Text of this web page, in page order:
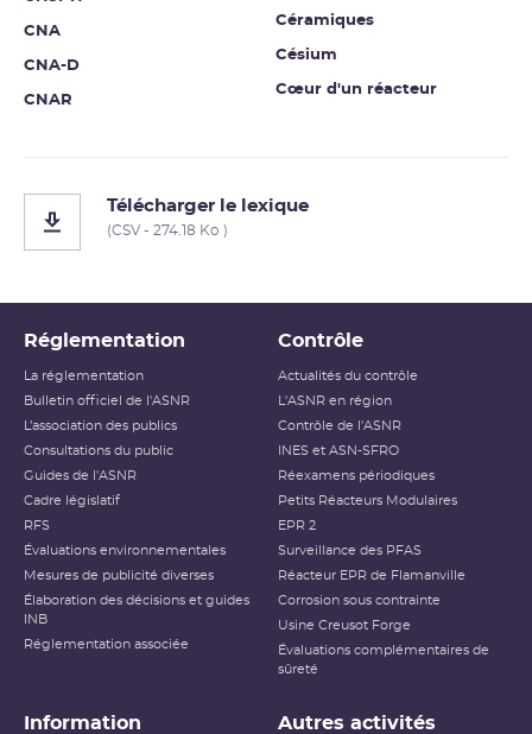
CNA
CNA-D
CNAR
Céramiques
Césium
Cœur d'un réacteur
Télécharger le lexique
(CSV - 274.18 Ko )
Réglementation
La réglementation
Bulletin officiel de l'ASNR
L’association des publics
Consultations du public
Guides de l'ASNR
Cadre législatif
RFS
Évaluations environnementales
Mesures de publicité diverses
Élaboration des décisions et guides
INB
Réglementation associée
Contrôle
Actualités du contrôle
L'ASNR en région
Contrôle de l'ASNR
INES et ASN-SFRO
Réexamens périodiques
Petits Réacteurs Modulaires
EPR 2
Surveillance des PFAS
Réacteur EPR de Flamanville
Corrosion sous contrainte
Usine Creusot Forge
Évaluations complémentaires de
sûreté
Information Autres activités